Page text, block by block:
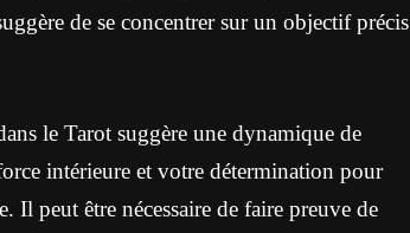
de se concentrer sur un objectif précis
le Tarot suggère une dynamique de
intérieure et votre détermination pour
Il peut être nécessaire de faire preuve de